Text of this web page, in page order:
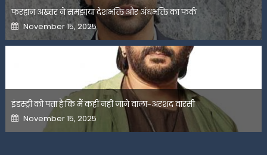
फरहान अख्तर ने समझाया देशभक्ति और अंधभक्ति का फर्क
Posted
on
November 15, 2025
इंडस्ट्री को पता है कि मैं कहीं नहीं जाने वाला-अरशद वारसी
Posted
on
November 15, 2025